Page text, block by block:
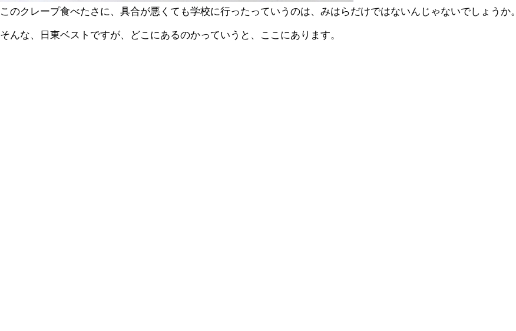
このクレープ食べたさに、具合が悪くても学校に行ったっていうのは、みはらだけではないんじゃないでしょうか。
そんな、日東ベストですが、どこにあるのかっていうと、ここにあります。